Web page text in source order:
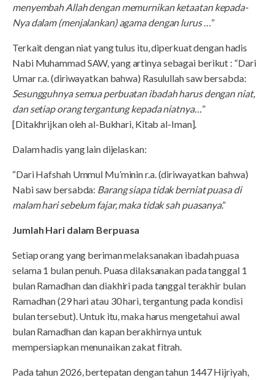
menyembah Allah dengan memurnikan ketaatan kepada-
Nya dalam (menjalankan) agama dengan lurus … ”
Terkait dengan niat yang tulus itu, diperkuat dengan hadis
Nabi Muhammad SAW, yang artinya sebagai berikut : “Dari
Umar r.a. (diriwayatkan bahwa) Rasulullah saw bersabda:
Sesungguhnya semua perbuatan ibadah harus dengan niat,
dan setiap orang tergantung kepada niatnya… ”
[Ditakhrijkan oleh al-Bukhari, Kitab al-Iman].
Dalam hadis yang lain dijelaskan:
“Dari Hafshah Ummul Mu’minin r.a. (diriwayatkan bahwa)
Nabi saw bersabda: Barang siapa tidak berniat puasa di
malam hari sebelum fajar, maka tidak sah puasanya.”
Jumlah Hari dalam Berpuasa
Setiap orang yang beriman melaksanakan ibadah puasa
selama 1 bulan penuh. Puasa dilaksanakan pada tanggal 1
bulan Ramadhan dan diakhiri pada tanggal terakhir bulan
Ramadhan (29 hari atau 30 hari, tergantung pada kondisi
bulan tersebut). Untuk itu, maka harus mengetahui awal
bulan Ramadhan dan kapan berakhirnya untuk
mempersiapkan menunaikan zakat fitrah.
Pada tahun 2026, bertepatan dengan tahun 1447 Hijriyah,